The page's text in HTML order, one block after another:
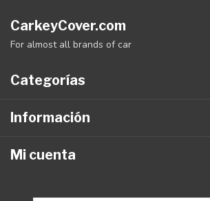
CarkeyCover.com
For almost all brands of car
Categorías
Información
Mi cuenta